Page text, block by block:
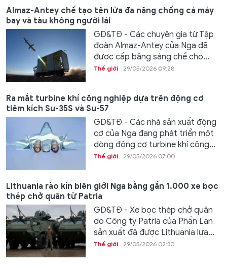
Almaz-Antey chế tạo tên lửa đa năng chống cả máy
bay và tàu không người lái
GD&TĐ - Các chuyên gia từ Tập
đoàn Almaz-Antey của Nga đã
được cấp bằng sáng chế cho...
Thế giới 29/05/2026 09:28
Ra mắt turbine khí công nghiệp dựa trên động cơ
tiêm kích Su-35S và Su-57
GD&TĐ - Các nhà sản xuất động
cơ của Nga đang phát triển một
dòng động cơ turbine khí công...
Thế giới 29/05/2026 07:00
Lithuania rào kín biên giới Nga bằng gần 1.000 xe bọc
thép chở quân từ Patria
GD&TĐ - Xe bọc thép chở quân
do Công ty Patria của Phần Lan
sản xuất đã được Lithuania lựa...
Thế giới 29/05/2026 02:30